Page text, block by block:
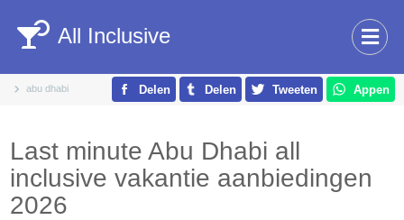
abu dhabi
All Inclusive
Last minute Abu Dhabi all
inclusive vakantie aanbiedingen
2026
Delen Delen Tweeten Appen